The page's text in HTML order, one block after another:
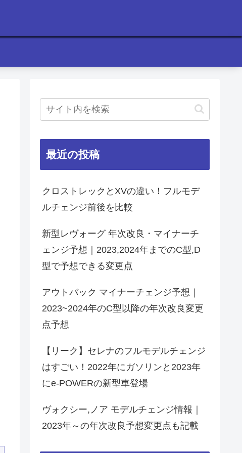
最近の投稿
クロストレックとXVの違い！フルモデ
ルチェンジ前後を比較
新型レヴォーグ 年次改良・マイナーチ
ェンジ予想｜2023,2024年までのC型,D
型で予想できる変更点
アウトバック マイナーチェンジ予想｜
2023~2024年のC型以降の年次改良変更
点予想
【リーク】セレナのフルモデルチェンジ
はすごい！2022年にガソリンと2023年
にe-POWERの新型車登場
ヴォクシー,ノア モデルチェンジ情報｜
2023年～の年次改良予想変更点も記載